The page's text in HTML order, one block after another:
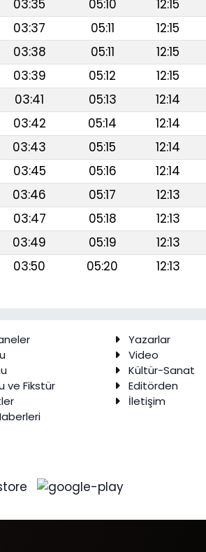
03:35 05:10 12:15
03:37 05:11 12:15
03:38 05:11 12:15
03:39 05:12 12:15
03:41 05:13 12:14
03:42 05:14 12:14
03:43 05:15 12:14
03:45 05:16 12:14
03:46 05:17 12:13
03:47 05:18 12:13
03:49 05:19 12:13
03:50 05:20 12:13
ve Fikstür
Yazarlar
Video
Kültür-Sanat
Editörden
İletişim